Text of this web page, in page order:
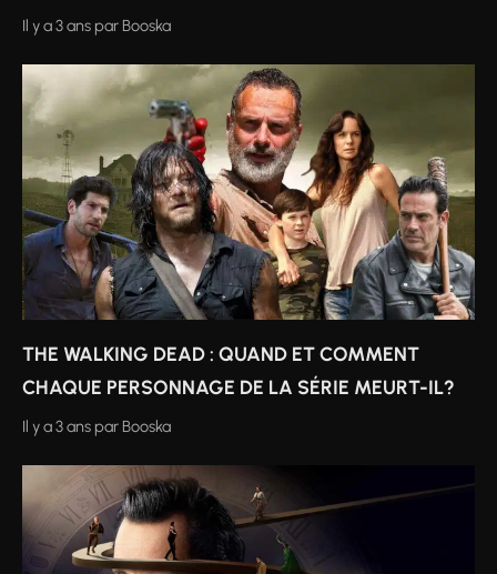
Il y a 3 ans par Booska
THE WALKING DEAD : QUAND ET COMMENT
CHAQUE PERSONNAGE DE LA SÉRIE MEURT-IL?
Il y a 3 ans par Booska